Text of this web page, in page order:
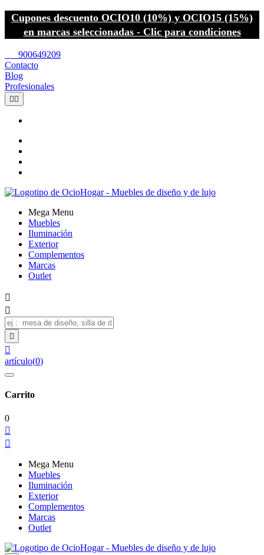
Cupones descuento OCIO10 (10%) y OCIO15 (15%)
en marcas seleccionadas - Clic para condiciones
900649209
Contacto
Blog
Profesionales
 
Mega Menu
Muebles
Iluminación
Exterior
Complementos
Marcas
Outlet




artículo(0)
Carrito
0


Mega Menu
Muebles
Iluminación
Exterior
Complementos
Marcas
Outlet